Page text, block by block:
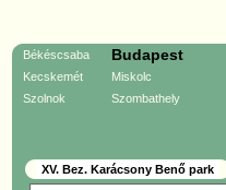
Békéscsaba Budapest
Kecskemét
Miskolc
Szolnok
Szombathely
XV. Bez. Karácsony Benő park